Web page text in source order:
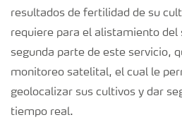
resultados de fertilidad de su
requiere para el alistamiento del
segunda parte de este servicio,
monitoreo satelital, el cual le
geolocalizar sus cultivos y dar
tiempo real.